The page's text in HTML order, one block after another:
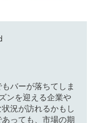
バーが落ちてしま
ンを迎える企業や
況が訪れるかもし
っても、市場の期